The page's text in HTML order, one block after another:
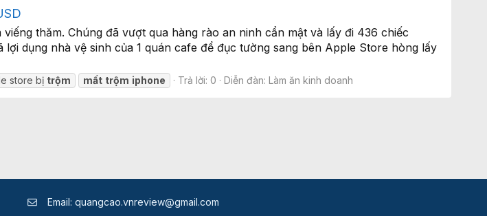
thăm. Chúng đã vượt qua hàng rào an ninh cẩn mật và lấy đi 436 chiếc
dụng nhà vệ sinh của 1 quán cafe để đục tường sang bên Apple Store hòng lấy
store bị trộm mất trộm iphone Trả lời: 0 Diễn đàn:Làm ăn kinh doanh
Email: quangcao.vnreview@gmail.com